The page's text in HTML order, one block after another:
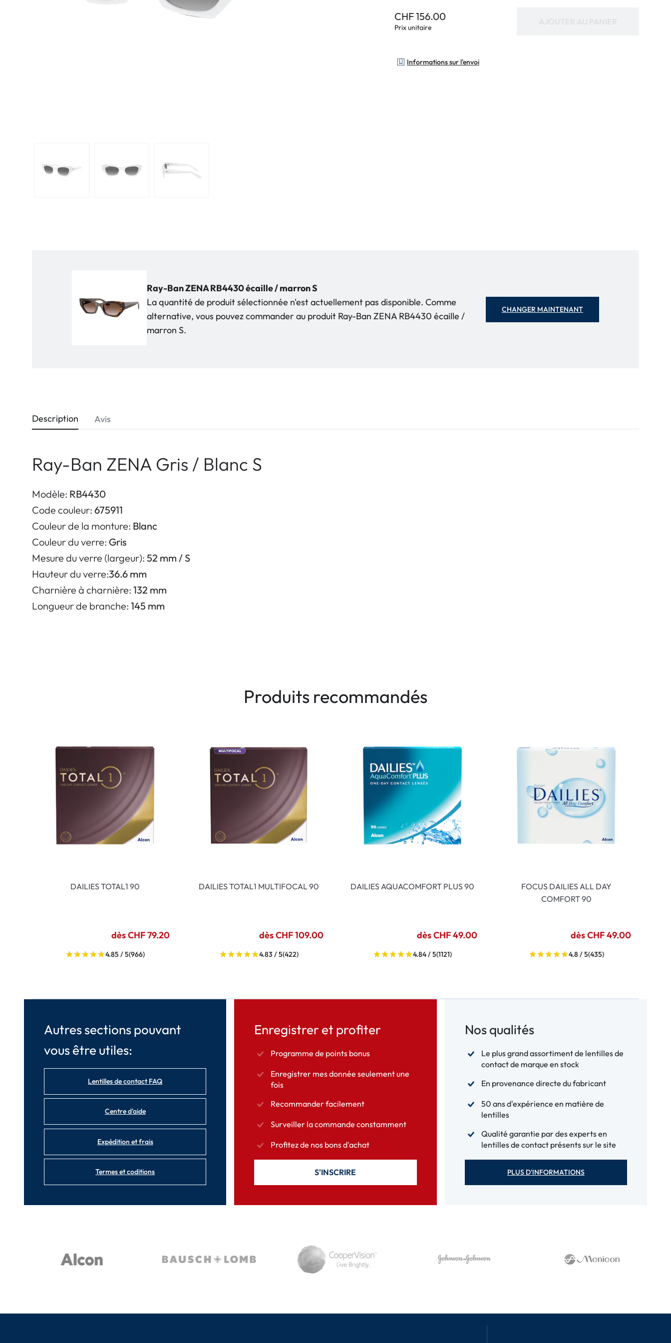
CHF 156.00
Prix unitaire
Informations sur l'envoi
Ray-Ban ZENA RB4430 écaille / marron S
La quantité de produit sélectionnée n'est actuellement pas disponible. Comme
alternative, vous pouvez commander au produit Ray-Ban ZENA RB4430 écaille /
marron S.
CHANGER MAINTENANT
Description
Ray-Ban ZENA Gris / Blanc S
Modèle: RB4430
Code couleur: 675911
Couleur de la monture: Blanc
Couleur du verre: Gris
Mesure du verre (largeur): 52 mm / S
Hauteur du verre:36.6 mm
Charnière à charnière: 132 mm
Longueur de branche: 145 mm
Avis
Produits recommandés
DAILIES TOTAL1 90
dès CHF 79.20
4.85 / 5(966)
DAILIES TOTAL1 MULTIFOCAL 90
dès CHF 109.00
4.83 / 5(422)
DAILIES AQUACOMFORT PLUS 90
dès CHF 49.00
4.84 / 5(1121)
FOCUS DAILIES ALL DAY
COMFORT 90
dès CHF 49.00
4.8 / 5(435)
Autres sections pouvant
vous être utiles:
Lentilles de contact FAQ
Centre d'aide
Expédition et frais
Termes et coditions
Enregistrer et profiter
Programme de points bonus
Enregistrer mes donnée seulement une
fois
Recommander facilement
Surveiller la commande constamment
Profitez de nos bons d'achat
S'INSCRIRE
Nos qualités
Le plus grand assortiment de lentilles de
contact de marque en stock
En provenance directe du fabricant
50 ans d'expérience en matière de
lentilles
Qualité garantie par des experts en
lentilles de contact présents sur le site
PLUS D'INFORMATIONS